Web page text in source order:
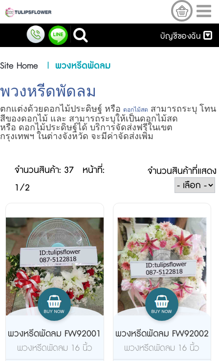
บัญชีของฉัน
Site Home | พวงหรีดพัดลม
พวงหรีดพัดลม
ตกแต่งด้วยดอกไม้ประดิษฐ์ หรือ ดอกไม้สด สามารถระบุ โทน
สีของดอกไม้ และ สามารถระบุให้เป็นดอกไม้สด
หรือ ดอกไม้ประดิษฐ์ได้ บริการจัดส่งฟรีในเขต
กรุงเทพฯ ในต่างจังหวัด จะมีค่าจัดส่งเพิ่ม
จำนวนสินค้า: 37
หน้าที่:
1/2
จำนวนสินค้าที่แสดง
พวงหรีดพัดลม FW92001
พวงหรีดพัดลม 16 นิ้ว
พวงหรีดพัดลม FW92002
พวงหรีดพัดลม 16 นิ้ว